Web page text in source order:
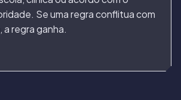
Se uma regra conflitua com
a regra ganha.